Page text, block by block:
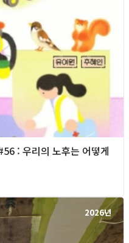
: 우리의 노후는 어떻게
2026년